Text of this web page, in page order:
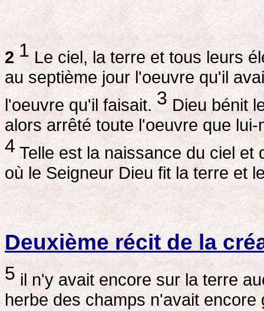
2 1Le ciel, la terre et tous leurs
au septième jour l'oeuvre qu'il
l'oeuvre qu'il faisait.3Dieu bénit
alors arrêté toute l'oeuvre que
4Telle est la naissance du ciel et
où le Seigneur Dieu fit la terre et
Deuxième récit de la
5il n'y avait encore sur la terre
herbe des champs n'avait